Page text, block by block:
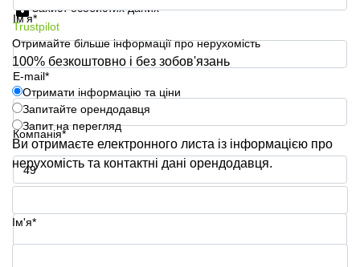
Ім'я*
E-mail*
Компанія*
Номер телефону*
Захист особистих даних
Trustpilot
Отримайте більше інформації про нерухомість
100% безкоштовно і без зобов'язань
Отримати інформацію та ціни
Запитайте орендодавця
Запит на перегляд
Ви отримаєте електронного листа із інформацією про
нерухомість та контактні дані орендодавця.
Ім'я*